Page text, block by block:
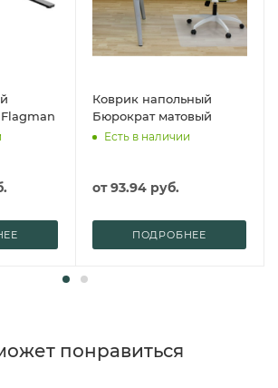
Коврик напольный
Бюрократ матовый
Есть в наличии
от93.94 руб.
ПОДРОБНЕЕ
понравиться